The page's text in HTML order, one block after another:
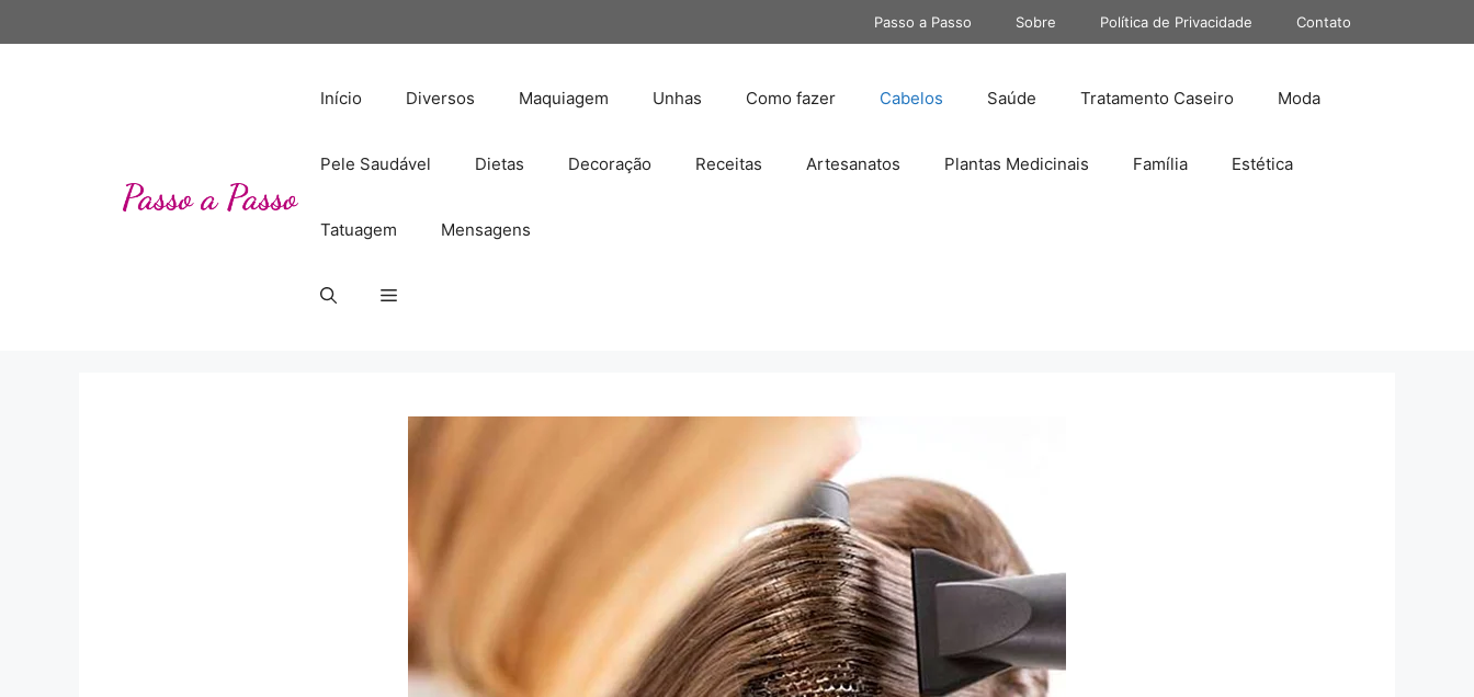
para
Passo a Passo Sobre Política de Privacidade Contato
Início Diversos Maquiagem Unhas Como fazer Cabelos Saúde Tratamento Caseiro Moda
Pele Saudável Dietas Decoração Receitas Artesanatos Plantas Medicinais Família Estética
Tatuagem Mensagens